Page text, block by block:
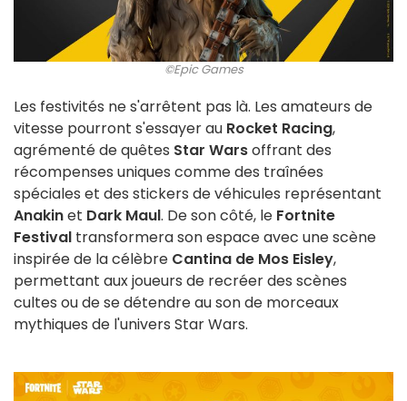
©Epic Games
Les festivités ne s'arrêtent pas là. Les amateurs de
vitesse pourront s'essayer au Rocket Racing,
agrémenté de quêtes Star Warsoffrant des
récompenses uniques comme des traînées
spéciales et des stickers de véhicules représentant
Anakinet Dark Maul. De son côté, le Fortnite
Festival transformera son espace avec une scène
inspirée de la célèbre Cantina de Mos Eisley,
permettant aux joueurs de recréer des scènes
cultes ou de se détendre au son de morceaux
mythiques de l'univers Star Wars.